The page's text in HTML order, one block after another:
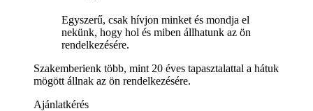
Egyszerű, csak hívjon minket és mondja el
nekünk, hogy hol és miben állhatunk az ön
rendelkezésére.
Szakemberienk több, mint 20 éves tapasztalattal a hátuk
mögött állnak az ön rendelkezésére.
Ajánlatkérés